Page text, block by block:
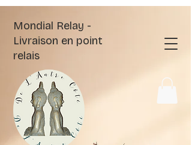
Mondial Relay -
Livraison en point
relais